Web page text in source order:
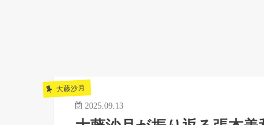
大藤沙月
2025.09.13